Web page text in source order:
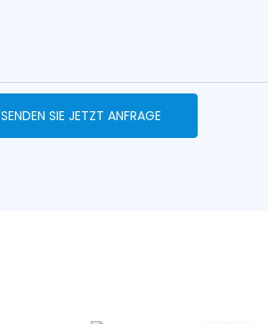
SENDEN SIE JETZT ANFRAGE